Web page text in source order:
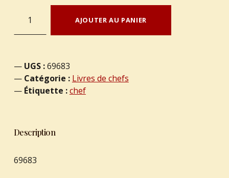
AJOUTER AU PANIER
UGS :69683
Catégorie : Livres de chefs
Étiquette :chef
Description
69683